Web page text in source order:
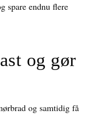
spare endnu flere
og gør
og samtidig få